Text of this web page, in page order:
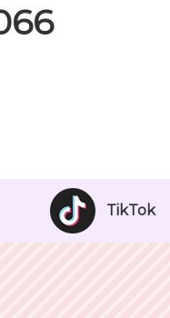
TikTok